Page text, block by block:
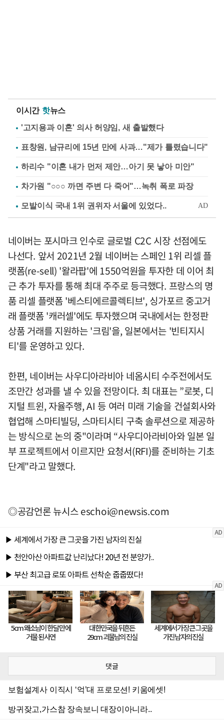
이시간 핫뉴스
'고지용과 이혼' 의사 허양임, 새 출발했다
표창원, 남규리에 15년 만에 사과…"제가 틀렸습니다"
하리수 "이혼 내가 먼저 제안…아기 못 낳아 미안"
차가원 "○○○ 까면 주변 다 죽어"…녹취 폭로 파장
네이버는 포시마크 인수로 글로벌 C2C 시장 선점에도
나선다. 앞서 2021년 2월 네이버는 스페인 1위 리셀 플
랫폼(re-sell) '왈라팝'에 1550억원을 투자한 데 이어 최
근 추가 투자를 통해 최대 주주로 등극했다. 프랑스의 명
품 리셀 플랫폼 '베스티에르콜렉티브', 싱가포르 중고거
래 플랫폼 '캐러셀'에도 투자했으며 국내에서는 한정판
상품 거래를 지원하는 '크림'을, 일본에서는 '빈티지시
티'를 운영하고 있다.
한편, 네이버는 사우디아라비아 네옴시티 수주전에서도
조만간 성과를 낼 수 있을 전망이다. 최 대표는 ”로봇, 디
지털 트윈, 자율주행, AI 등 여러 미래 기술을 건설회사와
협업해 스마티빌딩, 스마티시티 구축 솔루션으로 제공하
는 방식으로 논의 중"이라며 “사우디아라비아와 일본 일
부 프로젝트에서 이르지만 요청서(RFI)를 준비하는 기초
단계"라고 말했다.
◎공감언론 뉴시스eschoi@newsis.com
댓글